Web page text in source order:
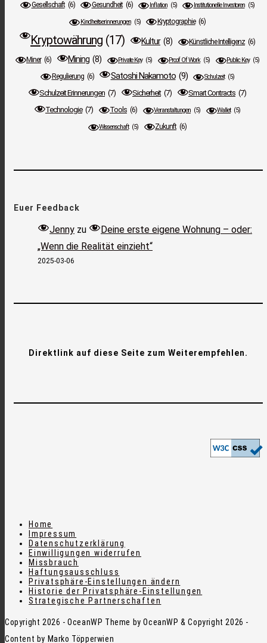
Gesellschaft (6) Gesundheit (6) Inflation (5) Institutionelle Investoren (5)
Kindheitserinnerungen (5) Kryptographie (6)
Kryptowährung (17) Kultur (8) Künstliche Intelligenz (6)
Miner (6) Mining (8) Private Key (5) Proof Of Work (5) Public Key (5)
Regulierung (6) Satoshi Nakamoto (9) Schulzeit (5)
Schulzeit Erinnerungen (7) Sicherheit (7) Smart Contracts (7)
Technologie (7) Tools (6) Veranstaltungen (5) Wallet (5)
Wissenschaft (5) Zukunft (6)
Euer Feedback
Jenny zu
Deine erste eigene Wohnung – oder:
„Wenn die Realität einzieht“
2025-03-06
Direktlink auf diese Seite zum Weiterempfehlen.
Home
Impressum
Datenschutzerklärung
Einwilligungen widerrufen
Missbrauch
Haftungsausschluss
Privatsphäre-Einstellungen ändern
Historie der Privatsphäre-Einstellungen
Strategische Partnerschaften
Copyright 2026 - OceanWP Theme by OceanWP & Copyright 2026 -
Content by Marko Töpperwien